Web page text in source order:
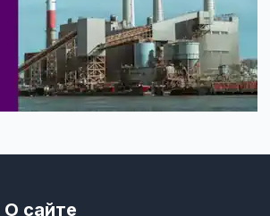
О сайте